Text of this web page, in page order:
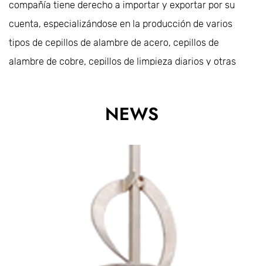
compañía tiene derecho a importar y exportar por su
cuenta, especializándose en la producción de varios
tipos de cepillos de alambre de acero, cepillos de
alambre de cobre, cepillos de limpieza diarios y otras
Unidos. La compañía está ubicada en el Parque Industrial
cuadrados. Se encuentra en la entrada de Pujiang de
Hangjinqu Expressway, a 6 kilómetros del aeropuerto de
Yiwu, y el transporte es intensamente conveniente. La
compañía tiene una cultura corporativa profunda,
gestión de sistemas de calidad ISO9001, control de
NEWS